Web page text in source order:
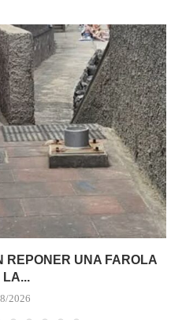
REPONER UNA FAROLA
LA...
2026